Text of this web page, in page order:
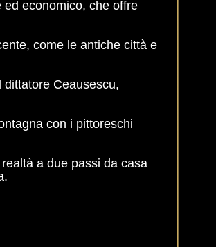
economico, che offre
come le antiche città e
Ceausescu,
con i pittoreschi
a due passi da casa